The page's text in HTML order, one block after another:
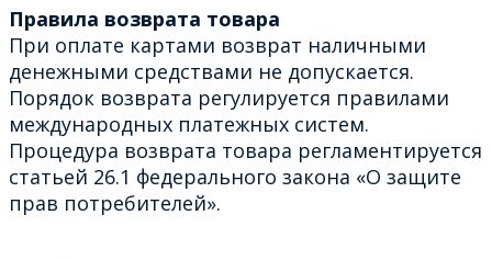
Правила возврата товара
При оплате картами возврат наличными
денежными средствами не допускается.
Порядок возврата регулируется правилами
международных платежных систем.
Процедура возврата товара регламентируется
статьей 26.1 федерального закона «О защите
прав потребителей».